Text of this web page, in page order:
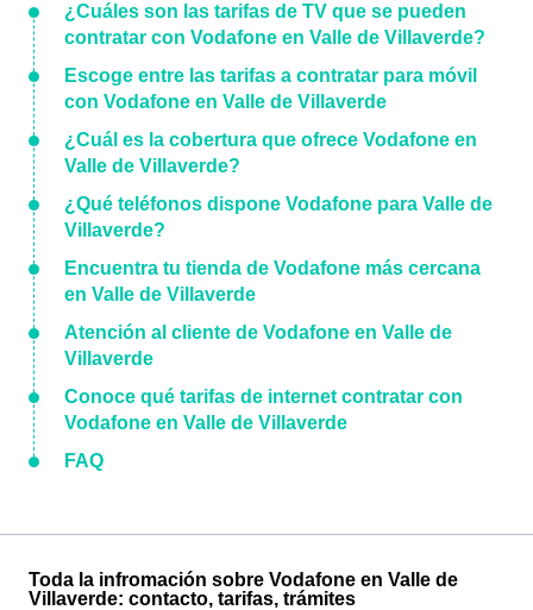
¿Cuáles son las tarifas de TV que se pueden
contratar con Vodafone en Valle de Villaverde?
Escoge entre las tarifas a contratar para móvil
con Vodafone en Valle de Villaverde
¿Cuál es la cobertura que ofrece Vodafone en
Valle de Villaverde?
¿Qué teléfonos dispone Vodafone para Valle de
Villaverde?
Encuentra tu tienda de Vodafone más cercana
en Valle de Villaverde
Atención al cliente de Vodafone en Valle de
Villaverde
Conoce qué tarifas de internet contratar con
Vodafone en Valle de Villaverde
FAQ
Toda la infromación sobre Vodafone en Valle de
Villaverde: contacto, tarifas, trámites